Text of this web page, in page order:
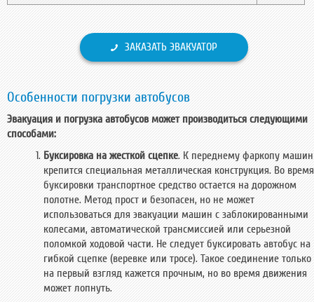
ЗАКАЗАТЬ ЭВАКУАТОР
Особенности погрузки автобусов
Эвакуация и погрузка автобусов может производиться следующими
способами:
Буксировка на жесткой сцепке. К переднему фаркопу
крепится специальная металлическая конструкция. Во время
буксировки транспортное средство остается на дорожном
полотне. Метод прост и безопасен, но не может
использоваться для эвакуации машин с заблокированными
колесами, автоматической трансмиссией или серьезной
поломкой ходовой части. Не следует буксировать автобус на
гибкой сцепке (веревке или тросе). Такое соединение только
на первый взгляд кажется прочным, но во время движения
может лопнуть.